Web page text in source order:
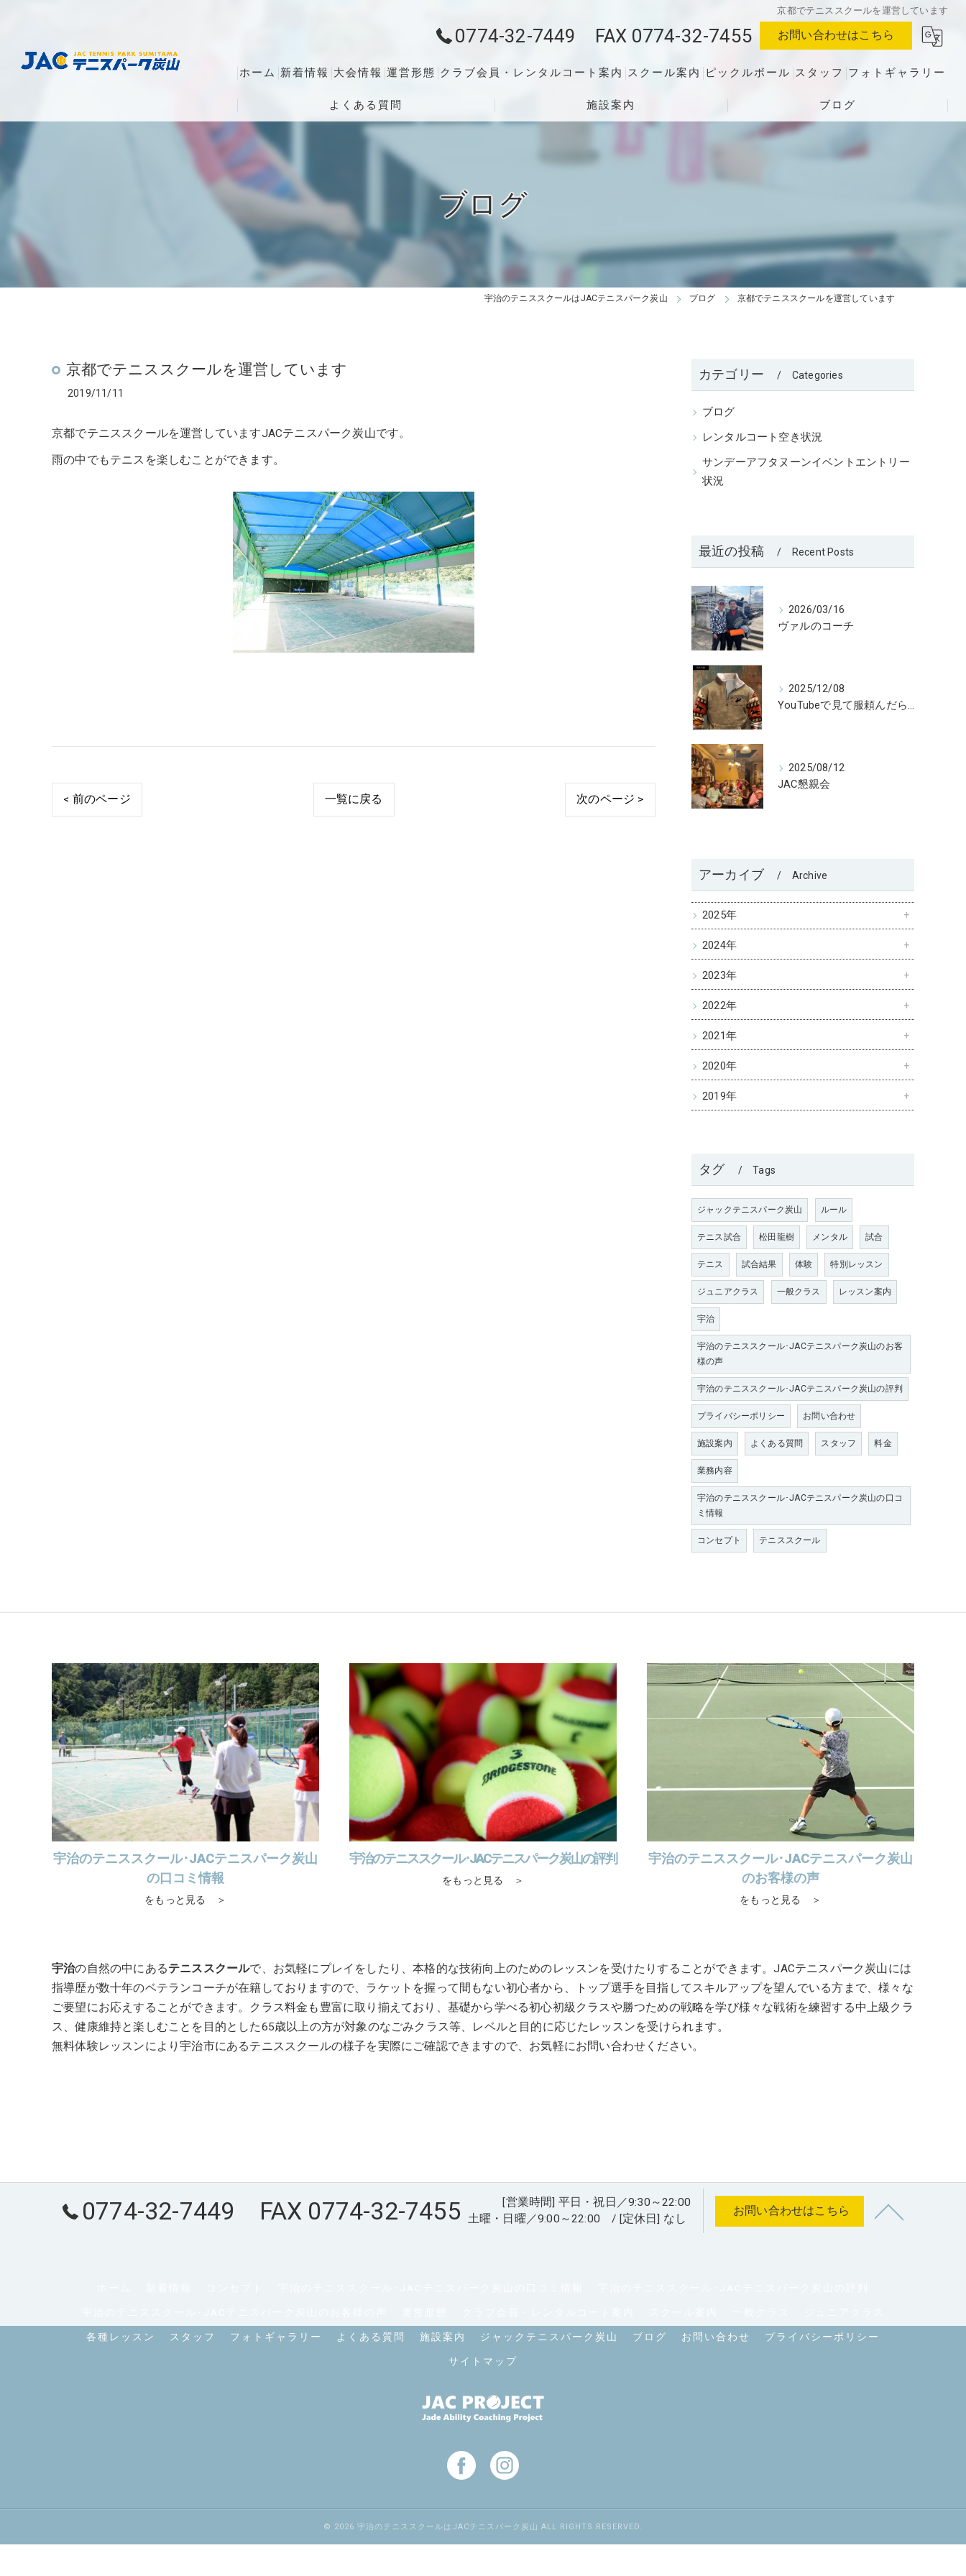
京都でテニススクールを運営しています
0774-32-7449 FAX 0774-32-7455 お問い合わせはこちら
ホーム 新着情報 大会情報 運営形態 クラブ会員・レンタルコート案内 スクール案内 ピックルボール スタッフ フォトギャラリー
よくある質問 施設案内 ブログ
ブログ
宇治のテニススクールはJACテニスパーク炭山 ブログ 京都でテニススクールを運営しています
京都でテニススクールを運営しています
2019/11/11
京都でテニススクールを運営していますJACテニスパーク炭山です。
雨の中でもテニスを楽しむことができます。
< 前のページ 一覧に戻る 次のページ >
カテゴリー Categories
ブログ
レンタルコート空き状況
サンデーアフタヌーンイベントエントリー
状況
最近の投稿 Recent Posts
2026/03/16
ヴァルのコーチ
2025/12/08
YouTubeで見て服頼んだら😅
2025/08/12
JAC懇親会
アーカイブ Archive
2025年
2024年
2023年
2022年
2021年
2020年
2019年
タグ Tags
ジャックテニスパーク炭山 ルール
テニス試合 松田龍樹 メンタル 試合
テニス 試合結果 体験 特別レッスン
ジュニアクラス 一般クラス レッスン案内
宇治
宇治のテニススクール･JACテニスパーク炭山のお客
様の声
宇治のテニススクール･JACテニスパーク炭山の評判
プライバシーポリシー お問い合わせ
施設案内 よくある質問 スタッフ 料金
業務内容
宇治のテニススクール･JACテニスパーク炭山の口コ
ミ情報
コンセプト テニススクール
宇治のテニススクール･JACテニスパーク炭山
の口コミ情報
をもっと見る ＞
宇治のテニススクール･JACテニスパーク炭山の評判
をもっと見る ＞
宇治のテニススクール･JACテニスパーク炭山
のお客様の声
をもっと見る ＞
宇治の自然の中にあるテニススクールで、お気軽にプレイをしたり、本格的な技術向上のためのレッスンを受けたりすることができます。JACテニスパーク炭山には
指導歴が数十年のベテランコーチが在籍しておりますので、ラケットを握って間もない初心者から、トップ選手を目指してスキルアップを望んでいる方まで、様々な
ご要望にお応えすることができます。クラス料金も豊富に取り揃えており、基礎から学べる初心初級クラスや勝つための戦略を学び様々な戦術を練習する中上級クラ
ス、健康維持と楽しむことを目的とした65歳以上の方が対象のなごみクラス等、レベルと目的に応じたレッスンを受けられます。
無料体験レッスンにより宇治市にあるテニススクールの様子を実際にご確認できますので、お気軽にお問い合わせください。
0774-32-7449 FAX 0774-32-7455
[営業時間] 平日・祝日／9:30～22:00
土曜・日曜／9:00～22:00 / [定休日] なし
お問い合わせはこちら
各種レッスン スタッフ フォトギャラリー よくある質問 施設案内 ジャックテニスパーク炭山 ブログ お問い合わせ プライバシーポリシー
サイトマップ
© 2026 宇治のテニススクールはJACテニスパーク炭山 ALL RIGHTS RESERVED.